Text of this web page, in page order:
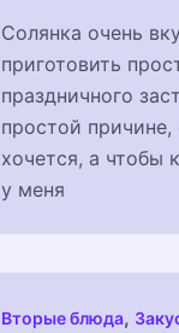
Солянка очень
приготовить
праздничного
простой
хочется, а чтобы
у меня
Вторые блюда,